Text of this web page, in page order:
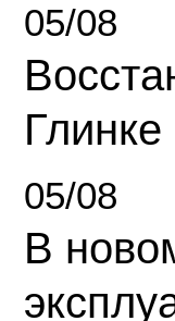
05/08
05/08
В